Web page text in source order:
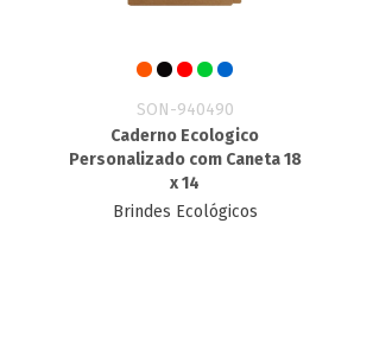
SON-940490
Caderno Ecologico
Personalizado​ com Caneta 18
x 14
Brindes Ecológicos